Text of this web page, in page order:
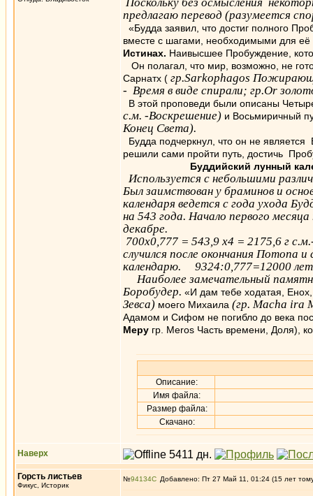
предлагаю перевод (разумеется
«Будда заявил, что достиг полного
вместе с шагами, необходимыми для
Истинах. Наивысшее Пробуждение,
Он полагал, что мир, возможно, не
Сарнатх ( гр.Sarkophagos
- Время в виде спирали; гр.Or
В этой проповеди были описаны
с.м. -Воскрешение) и Восьмиричный
Конец Света).
Будда подчеркнул, что он не
решили сами пройти путь, достичь
Буддийский лунный
Используется с небольшими
Был заимствован у браминов и
календаря ведется с года ухода
на 543 года. Начало первого
декабре.
700х0,777 = 543,9 х4 = 2175,6 г
случился после окончания Потопа
календарю. 9324:0,777=12000
Наиболее замечательный
Боробудер. «И дам тебе ходатая,
Зевса) моего Михаила (гр. Macha ira
Адамом и Сифом не погибло до века
Меру гр. Meros Часть времени, Доля),
Описание:
Имя файла:
Размер файла:
Скачано:
Наверх
Горсть листьев
Фикус, Историк
№94134 Добавлено: Пт 27 Май 11, 01:24 (15 лет